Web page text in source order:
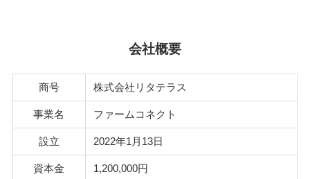
会社概要
商号 株式会社リタテラス
事業名 ファームコネクト
設立 2022年1月13日
資本金 1,200,000円